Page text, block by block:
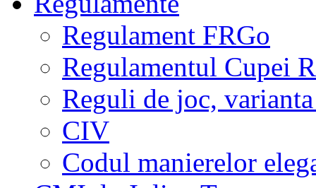
Regulament FRGo
Regulamentul Cupei
Reguli de joc,
CIV
Codul manierelor